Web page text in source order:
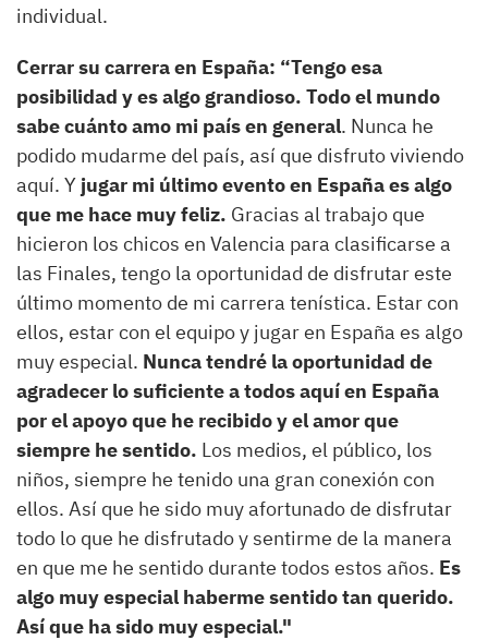
individual.
Cerrar su carrera en España: “Tengo esa
posibilidad y es algo grandioso. Todo el mundo
sabe cuánto amo mi país en general. Nunca he
podido mudarme del país, así que disfruto viviendo
aquí. Y jugar mi último evento en España es algo
que me hace muy feliz. Gracias al trabajo que
hicieron los chicos en Valencia para clasificarse a
las Finales, tengo la oportunidad de disfrutar este
último momento de mi carrera tenística. Estar con
ellos, estar con el equipo y jugar en España es algo
muy especial. Nunca tendré la oportunidad de
agradecer lo suficiente a todos aquí en España
por el apoyo que he recibido y el amor que
siempre he sentido. Los medios, el público, los
niños, siempre he tenido una gran conexión con
ellos. Así que he sido muy afortunado de disfrutar
todo lo que he disfrutado y sentirme de la manera
en que me he sentido durante todos estos años. Es
algo muy especial haberme sentido tan querido.
Así que ha sido muy especial."